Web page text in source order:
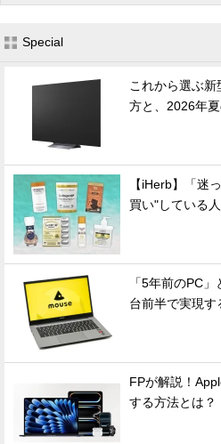
Special
これから選ぶ
方と、2026年
【iHerb】「迷
買い"している
「5年前のPC
台前半で実現す
FPが解説！
する方法とは？